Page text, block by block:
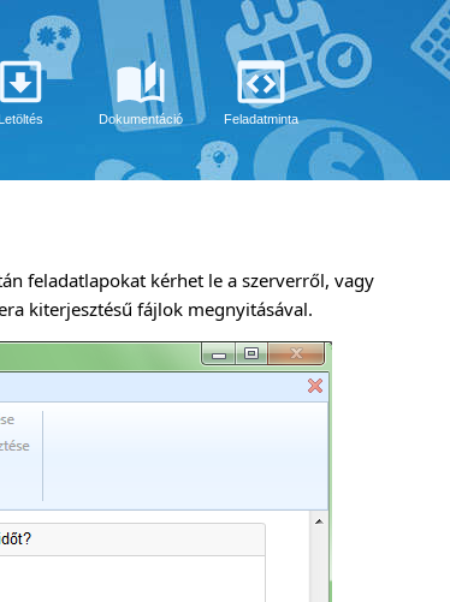
Letöltés Dokumentáció Feladatminta
feladatlapokat kérhet le a szerverről, vagy
kiterjesztésű fájlok megnyitásával.